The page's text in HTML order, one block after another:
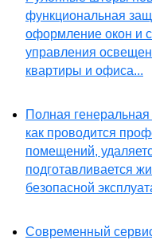
функциональная
оформление окон и
управления
квартиры и офиса...
Полная
как проводится
помещений,
подготавливается
безопасной
Современный